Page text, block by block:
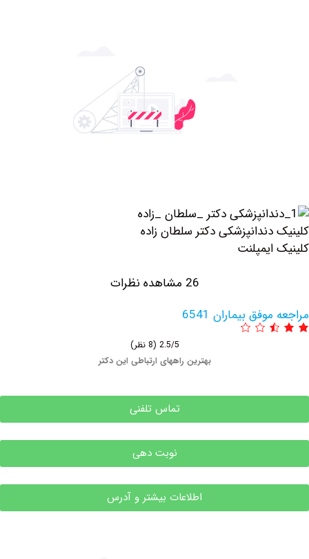
دکتر ‏سلطان ‏زاده
بیماران 6541
بهترین راههای ارتباطی این دکتر
تماس تلفنی
نوبت دهی
اطلاعات بیشتر و آدرس